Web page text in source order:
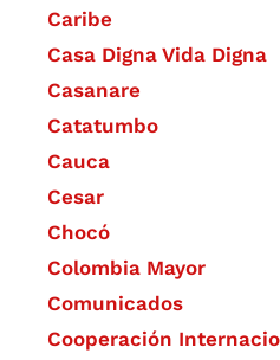
Caribe
Casa Digna Vida Digna
Casanare
Catatumbo
Cauca
Cesar
Chocó
Colombia Mayor
Comunicados
Cooperación